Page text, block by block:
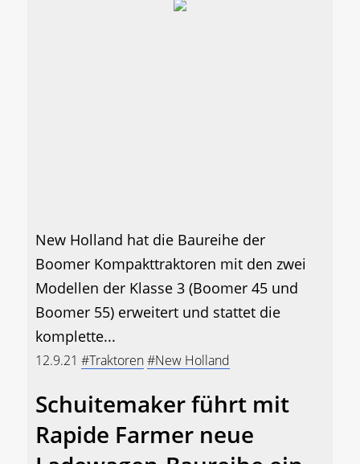
New Holland hat die Baureihe der
Boomer Kompakttraktoren mit den zwei
Modellen der Klasse 3 (Boomer 45 und
Boomer 55) erweitert und stattet die
komplette...
12.9.21 #Traktoren#New Holland
Schuitemaker führt mit
Rapide Farmer neue